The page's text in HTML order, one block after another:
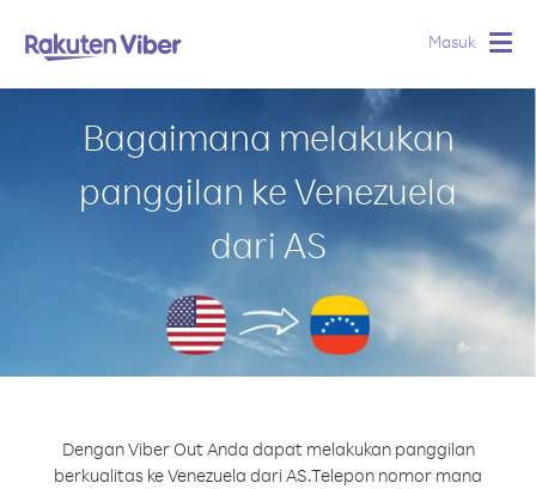
Masuk
Bagaimana melakukan
panggilan ke Venezuela
dari AS
Dengan Viber Out Anda dapat melakukan panggilan
berkualitas ke Venezuela dari AS.Telepon nomor mana